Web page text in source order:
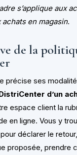
s’applique aux
en magasin.
de la
précise ses
d’un
espace client la
en ligne. Vous y
déclarer le
proposée, prendre